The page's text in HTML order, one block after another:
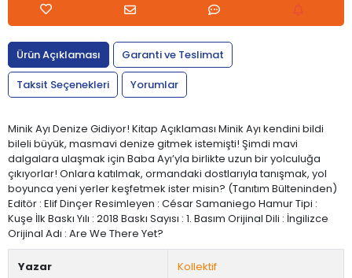
Ürün Açıklaması
Garanti ve Teslimat
Taksit Seçenekleri
Yorumlar
Minik Ayı Denize Gidiyor! Kitap Açıklaması Minik Ayı kendini bildi
bileli büyük, masmavi denize gitmek istemişti! Şimdi mavi
dalgalara ulaşmak için Baba Ayı’yla birlikte uzun bir yolculuğa
çıkıyorlar! Onlara katılmak, ormandaki dostlarıyla tanışmak, yol
boyunca yeni yerler keşfetmek ister misin? (Tanıtım Bülteninden)
Editör : Elif Dinçer Resimleyen : César Samaniego Hamur Tipi :
Kuşe İlk Baskı Yılı : 2018 Baskı Sayısı : 1. Basım Orijinal Dili : İngilizce
Orijinal Adı : Are We There Yet?
Yazar Kollektif